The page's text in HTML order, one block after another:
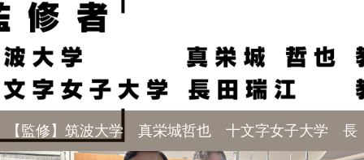
【監修】筑波大学 真栄城哲也 十文字女子大学 長